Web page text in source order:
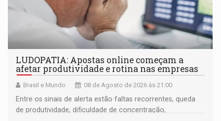
LUDOPATIA: Apostas online começam a
afetar produtividade e rotina nas empresas
Brasil e Mundo 08 de Agosto de 2026 às 21:00
Entre os sinais de alerta estão faltas recorrentes, queda
de produtividade, dificuldade de concentração,